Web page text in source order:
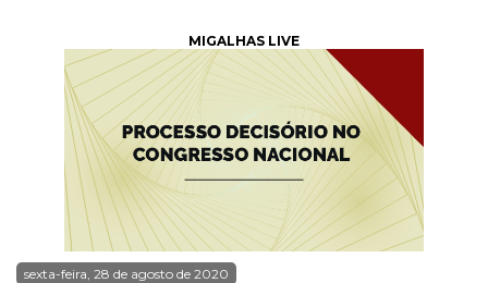
MIGALHAS LIVE
sexta-feira, 28 de agosto de 2020